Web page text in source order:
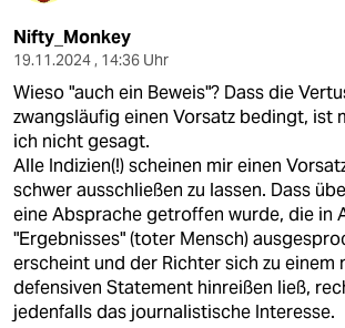
Nifty_Monkey
19.11.2024 , 14:36 Uhr
Wieso "auch ein Beweis"? Dass die
zwangsläufig einen Vorsatz bedingt, ist
ich nicht gesagt.
Alle Indizien(!) scheinen mir einen
schwer ausschließen zu lassen. Dass
eine Absprache getroffen wurde, die in
"Ergebnisses" (toter Mensch)
erscheint und der Richter sich zu einem
defensiven Statement hinreißen ließ,
jedenfalls das journalistische Interesse.